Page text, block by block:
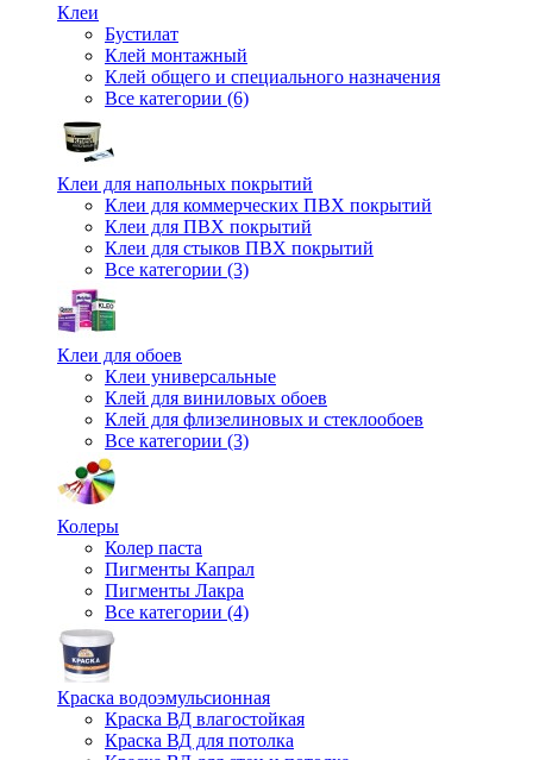
Клеи
Бустилат
Клей монтажный
Клей общего и специального назначения
Все категории (6)
Клеи для напольных покрытий
Клеи для коммерческих ПВХ покрытий
Клеи для ПВХ покрытий
Клеи для стыков ПВХ покрытий
Все категории (3)
Клеи для обоев
Клеи универсальные
Клей для виниловых обоев
Клей для флизелиновых и стеклообоев
Все категории (3)
Колеры
Колер паста
Пигменты Капрал
Пигменты Лакра
Все категории (4)
Краска водоэмульсионная
Краска ВД влагостойкая
Краска ВД для потолка